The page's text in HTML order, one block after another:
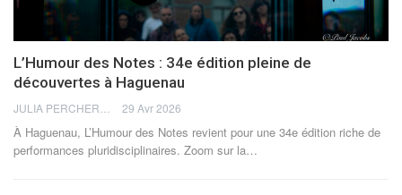
L’Humour des Notes : 34e édition pleine de
découvertes à Haguenau
29 Avr 2026
À Haguenau, L’Humour des Notes revient pour une 34e édition riche de
performances pluridisciplinaires. Zoom sur la…